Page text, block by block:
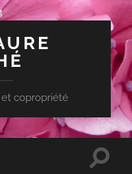
copropriété
Toggle